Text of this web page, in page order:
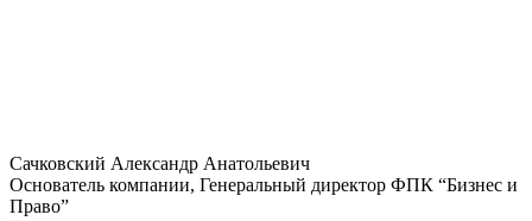
Сачковский Александр Анатольевич
Основатель компании, Генеральный директор ФПК “Бизнес и
Право”